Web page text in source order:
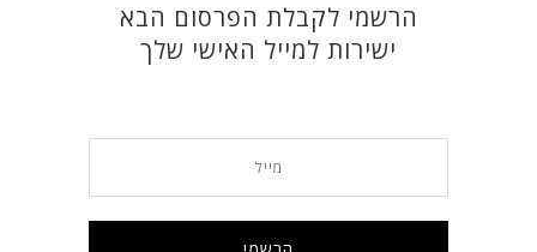
הרשמי לקבלת הפרסום הבא
ישירות למייל האישי שלך